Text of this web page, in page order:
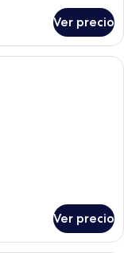
Ver precio
edificios de piedra con
Ver precio